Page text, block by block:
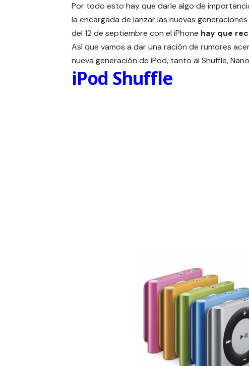
Por todo esto hay que darle algo de
la encargada de lanzar las nuevas
del 12 de septiembre con el iPhone hay que
Así que vamos a dar una ración de rumores
nueva generación de iPod, tanto al Shuffle,
iPod Shuffle